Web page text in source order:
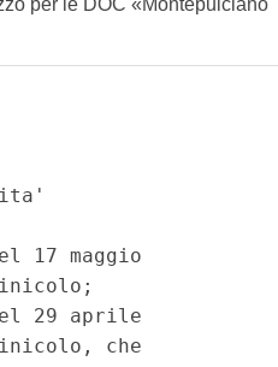
per le DOC «Montepulciano